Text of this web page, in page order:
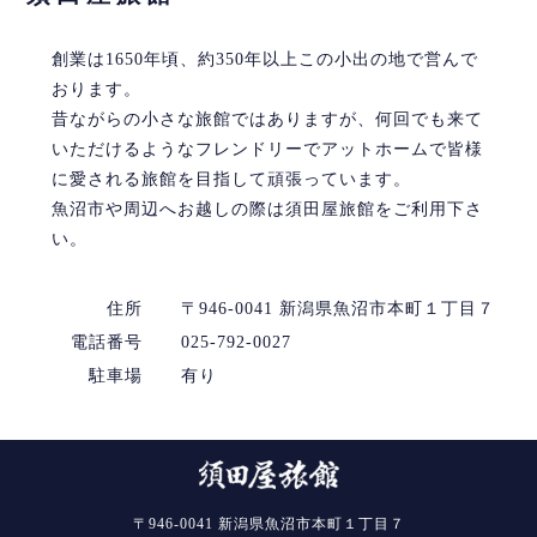
創業は1650年頃、約350年以上この小出の地で営んで
おります。
昔ながらの小さな旅館ではありますが、何回でも来て
いただけるようなフレンドリーでアットホームで皆様
に愛される旅館を目指して頑張っています。
魚沼市や周辺へお越しの際は須田屋旅館をご利用下さ
い。
住所
〒946-0041 新潟県魚沼市本町１丁目７
電話番号
025-792-0027
駐車場
有り
〒946-0041 新潟県魚沼市本町１丁目７